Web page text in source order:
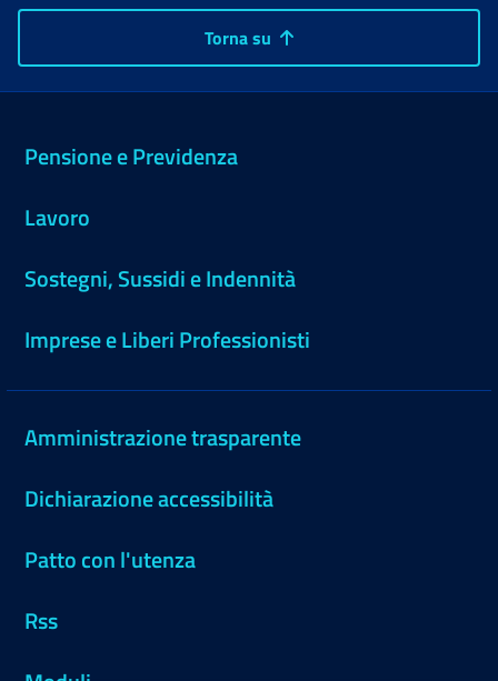
Torna su
Pensione e Previdenza
Lavoro
Sostegni, Sussidi e Indennità
Imprese e Liberi Professionisti
Amministrazione trasparente
Dichiarazione accessibilità
Patto con l'utenza
Rss